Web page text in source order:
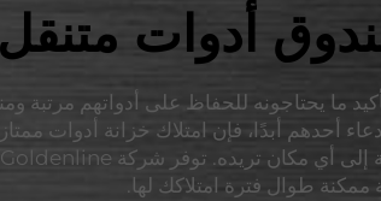
أدوات متنقل
ما يحتاجونه للحفاظ على أدواتهم مرتبة
أحدهم أبدًا، فإن امتلاك خزانة أدوات
طوال فترة امتلاكك لها.